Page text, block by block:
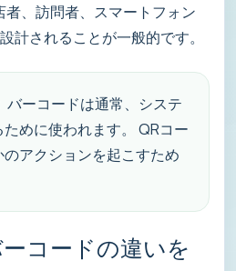
、訪問者、スマートフォン
計されることが一般的です。
バーコードは通常、システ
めに使われます。 QRコー
のアクションを起こすため
コードの違いを